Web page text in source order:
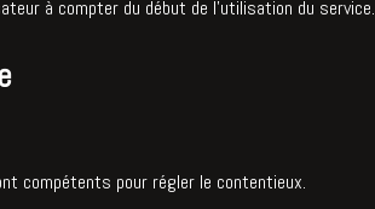
à compter du début de l’utilisation du service.
compétents pour régler le contentieux.